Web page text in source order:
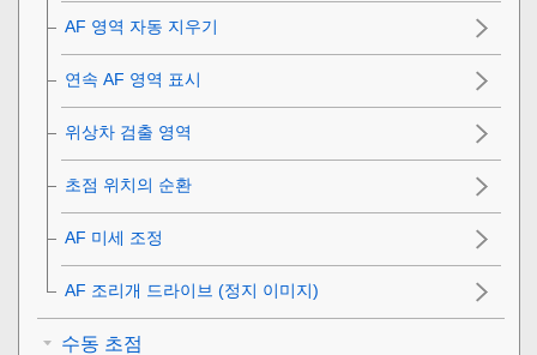
AF 영역 자동 지우기
연속 AF 영역 표시
위상차 검출 영역
초점 위치의 순환
AF 미세 조정
AF 조리개 드라이브 (정지 이미지)
수동 초점